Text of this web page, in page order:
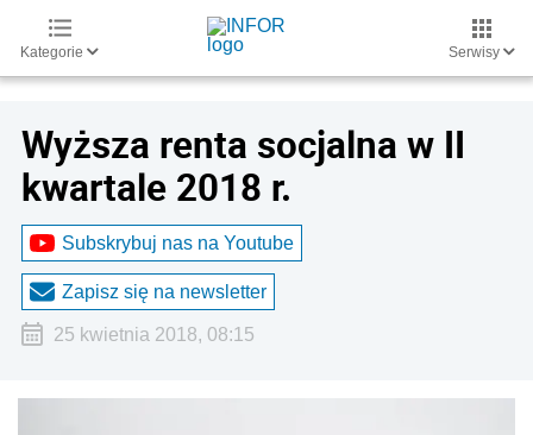
Kategorie Serwisy
Wyższa renta socjalna w II
kwartale 2018 r.
Subskrybuj nas na Youtube
Zapisz się na newsletter
25 kwietnia 2018, 08:15